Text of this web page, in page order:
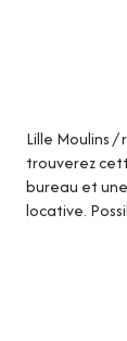
Lille Moulins
trouverez
bureau et
locative.